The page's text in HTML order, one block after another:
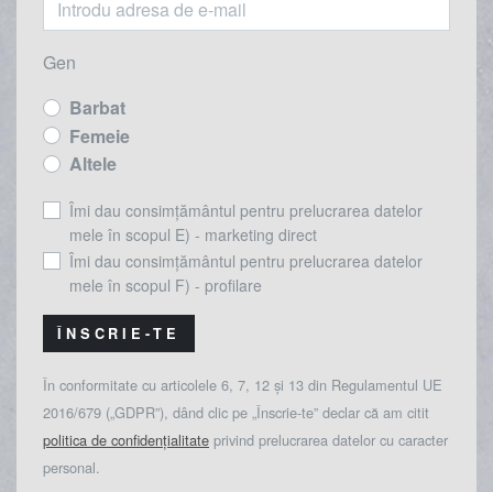
Gen
Barbat
Femeie
Altele
Îmi dau consimțământul pentru prelucrarea datelor
mele în scopul E) - marketing direct
Îmi dau consimțământul pentru prelucrarea datelor
mele în scopul F) - profilare
ÎNSCRIE-TE
În conformitate cu articolele 6, 7, 12 și 13 din Regulamentul UE
2016/679 („GDPR”), dând clic pe „Înscrie-te” declar că am citit
politica de confidențialitate privind prelucrarea datelor cu caracter
personal.